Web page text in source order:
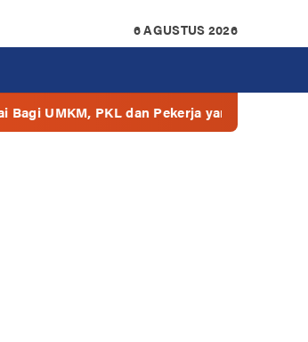
6 AGUSTUS 2026
Pekerja yang di PHK Semua Mall